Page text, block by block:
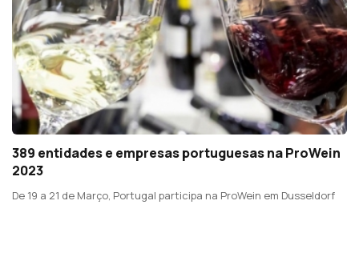
389 entidades e empresas portuguesas na ProWein
2023
De 19 a 21 de Março, Portugal participa na ProWein em Dusseldorf